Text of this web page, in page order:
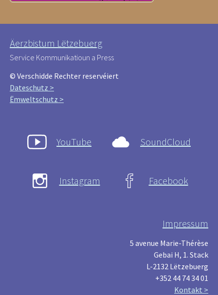
Äerzbistum Lëtzebuerg
Service Kommunikatioun a Press
© Verschidde Rechter reservéiert
Dateschutz >
Ëmweltschutz >
YouTube SoundCloud
Instagram Facebook
Impressum
5 avenue Marie-Thérèse
Gebai H, 1. Stack
L-2132 Lëtzebuerg
+352 44 74 34 01
Kontakt >